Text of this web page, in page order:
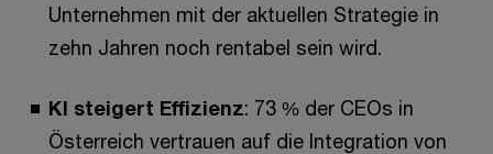
Unternehmen mit der aktuellen Strategie in
zehn Jahren noch rentabel sein wird.
KI steigert Effizienz: 73 % der CEOs in
Österreich vertrauen auf die Integration von